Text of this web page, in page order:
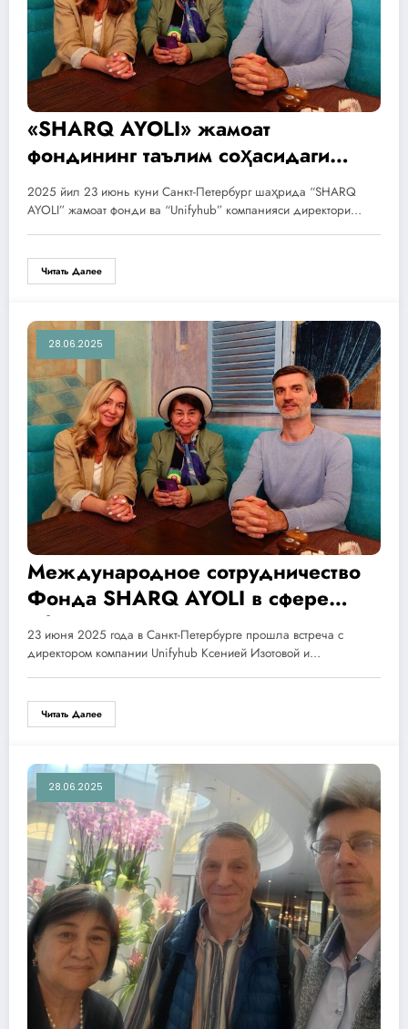
«SHARQ AYOLI» жамоат
фондининг таълим соҳасидаги
халқаро ҳамкорлиги тўғрисида
2025 йил 23 июнь куни Санкт-Петербург шаҳрида “SHARQ
AYOLI” жамоат фонди ва “Unifyhub” компанияси директори…
Читать Далее
28.06.2025
Международное сотрудничество
Фонда SHARQ AYOLI в сфере
образования
23 июня 2025 года в Санкт-Петербурге прошла встреча с
директором компании Unifyhub Ксенией Изотовой и…
Читать Далее
28.06.2025